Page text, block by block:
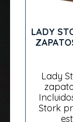
LADY
Lady
Stork